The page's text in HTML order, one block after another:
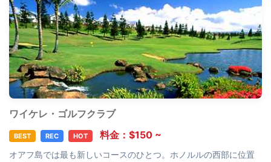
ワイケレ・ゴルフクラブ
BEST REC HOT 料金：$150 ~
オアフ島では最も新しいコースのひとつ。ホノルルの西部に位置